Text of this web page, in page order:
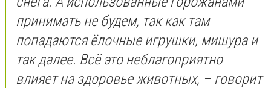
принимать не будем, так как там
попадаются ёлочные игрушки, мишура и
так далее. Всё это неблагоприятно
влияет на здоровье животных, – говорит